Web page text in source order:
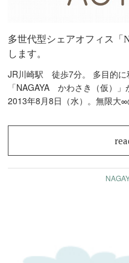
多世代型シェアオフィス「
します。
JR川崎駅 徒歩7分。 多目的に
「NAGAYA かわさき（仮）」
2013年8月8日（水）。無限大